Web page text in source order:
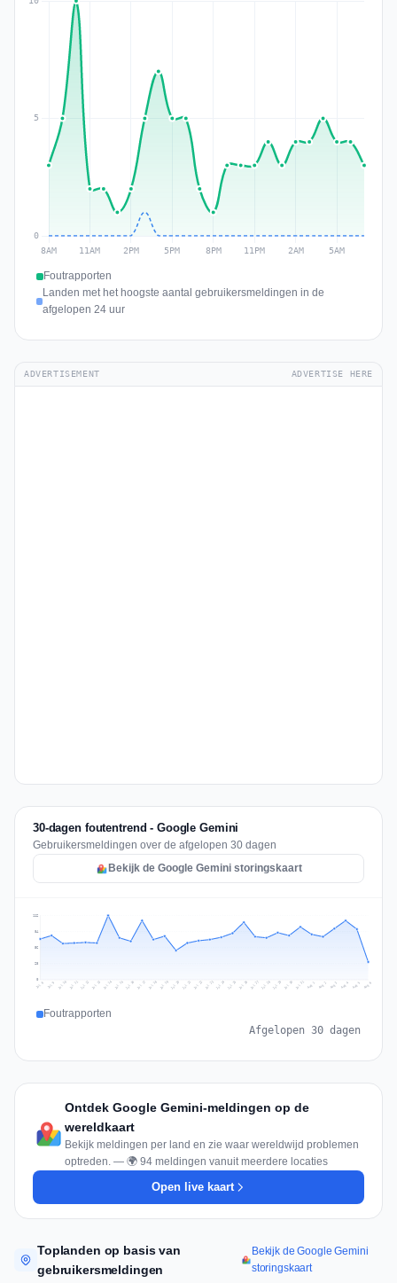
Foutrapporten
Landen met het hoogste aantal gebruikersmeldingen in de
afgelopen 24 uur
ADVERTISEMENT ADVERTISE HERE
30-dagen foutentrend - Google Gemini
Gebruikersmeldingen over de afgelopen 30 dagen
Bekijk de Google Gemini storingskaart
28
56
84
112
Jul 8 Jul 9 Jul 10 Jul 11 Jul 12 Jul 13 Jul 14 Jul 15 Jul 16 Jul 17 Jul 18 Jul 19 Jul 20 Jul 21 Jul 22 Jul 23 Jul 24 Jul 25 Jul 26 Jul 27 Jul 28 Jul 29 Jul 30 Jul 31 Aug 1 Aug 2 Aug 3 Aug 4 Aug 5 Aug 6
Foutrapporten
Afgelopen 30 dagen
Ontdek Google Gemini-meldingen op de
wereldkaart
Bekijk meldingen per land en zie waar wereldwijd problemen
optreden. — 🌍 94 meldingen vanuit meerdere locaties
Open live kaart
Toplanden op basis van
gebruikersmeldingen
Bekijk de Google Gemini
storingskaart